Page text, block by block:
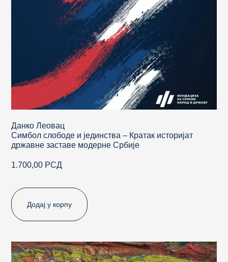
Данко Леовац
Симбол слободе и јединства – Кратак историјат
државне заставе модерне Србије
1.700,00 РСД
Додај у корпу